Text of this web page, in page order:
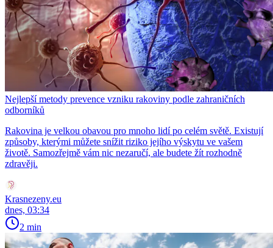
Nejlepší metody prevence vzniku rakoviny podle zahraničních
odborníků
Rakovina je velkou obavou pro mnoho lidí po celém světě. Existují
způsoby, kterými můžete snížit riziko jejího výskytu ve vašem
životě. Samozřejmě vám nic nezaručí, ale budete žít rozhodně
zdravěji.
Krasnezeny.eu
dnes, 03:34
2 min